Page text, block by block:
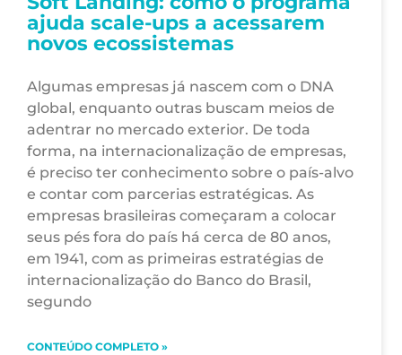
ajuda scale-ups a acessarem
novos ecossistemas
Algumas empresas já nascem com o DNA
global, enquanto outras buscam meios de
adentrar no mercado exterior. De toda
forma, na internacionalização de empresas,
é preciso ter conhecimento sobre o país-alvo
e contar com parcerias estratégicas. As
empresas brasileiras começaram a colocar
seus pés fora do país há cerca de 80 anos,
em 1941, com as primeiras estratégias de
internacionalização do Banco do Brasil,
segundo
CONTEÚDO COMPLETO »